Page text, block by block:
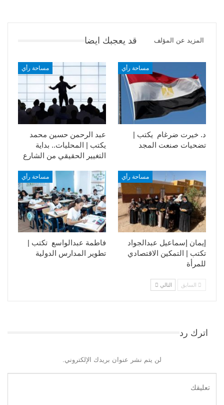
قد يعجبك ايضا المزيد عن المؤلف
مساحة رأي
عبد الرحمن حسين محمد
يكتب | المحليات.. بداية
التغيير الحقيقي من الشارع
مساحة رأي
د. خيرت ضرغام يكتب |
تضحيات صنعت المجد
مساحة رأي
فاطمة عبدالواسع تكتب |
تطوير المدارس الدولية
مساحة رأي
إيمان إسماعيل عبدالجواد
تكتب | التمكين الاقتصادي
للمرأة
السابق التالي
اترك رد
لن يتم نشر عنوان بريدك الإلكتروني.